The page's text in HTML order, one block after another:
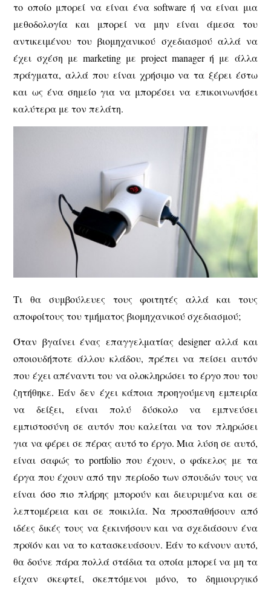
το οποίο μπορεί να είναι ένα software ή να είναι μια
μεθοδολογία και μπορεί να μην είναι άμεσα του
αντικειμένου του βιομηχανικού σχεδιασμού αλλά να
έχει σχέση με marketing με project manager ή με άλλα
πράγματα, αλλά που είναι χρήσιμο να τα ξέρει έστω
και ως ένα σημείο για να μπορέσει να επικοινωνήσει
καλύτερα με τον πελάτη.
Τι θα συμβούλευες τους φοιτητές αλλά και τους
αποφοίτους του τμήματος βιομηχανικού σχεδιασμού;
Όταν βγαίνει ένας επαγγελματίας designer αλλά και
οποιουδήποτε άλλου κλάδου, πρέπει να πείσει αυτόν
που έχει απέναντι του να ολοκληρώσει το έργο που του
ζητήθηκε. Eάν δεν έχει κάποια προηγούμενη εμπειρία
να δείξει, είναι πολύ δύσκολο να εμπνεύσει
εμπιστοσύνη σε αυτόν που καλείται να τον πληρώσει
για να φέρει σε πέρας αυτό το έργο. Μια λύση σε αυτό,
είναι σαφώς το portfolio που έχουν, ο φάκελος με τα
έργα που έχουν από την περίοδο των σπουδών τους να
είναι όσο πιο πλήρης μπορούν και διευρυμένα και σε
λεπτομέρεια και σε ποικιλία. Nα προσπαθήσουν από
ιδέες δικές τους να ξεκινήσουν και να σχεδιάσουν ένα
προϊόν και να το κατασκευάσουν. Εάν το κάνουν αυτό,
θα δούνε πάρα πολλά στάδια τα οποία μπορεί να μη τα
είχαν σκεφτεί, σκεπτόμενοι μόνο, το δημιουργικό